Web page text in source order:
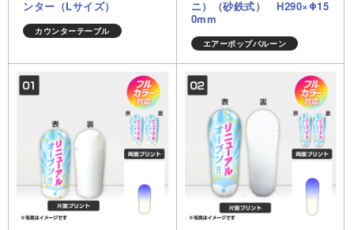
ンター（Lサイズ）
カウンターテーブル
ニ）（砂鉄式） H290×Φ15
0mm
エアーポップバルーン